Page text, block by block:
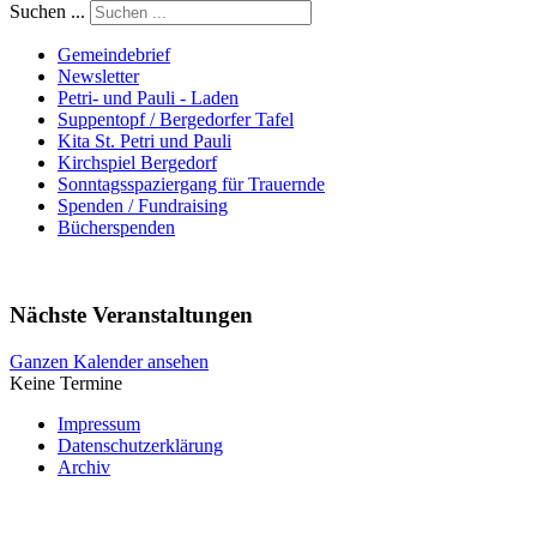
Suchen ...
Gemeindebrief
Newsletter
Petri- und Pauli - Laden
Suppentopf / Bergedorfer Tafel
Kita St. Petri und Pauli
Kirchspiel Bergedorf
Sonntagsspaziergang für Trauernde
Spenden / Fundraising
Bücherspenden
Nächste Veranstaltungen
Ganzen Kalender ansehen
Keine Termine
Impressum
Datenschutzerklärung
Archiv